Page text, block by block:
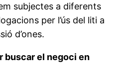
subjectes a diferents
per l’ús del liti a
d’ones.
buscar el negoci en